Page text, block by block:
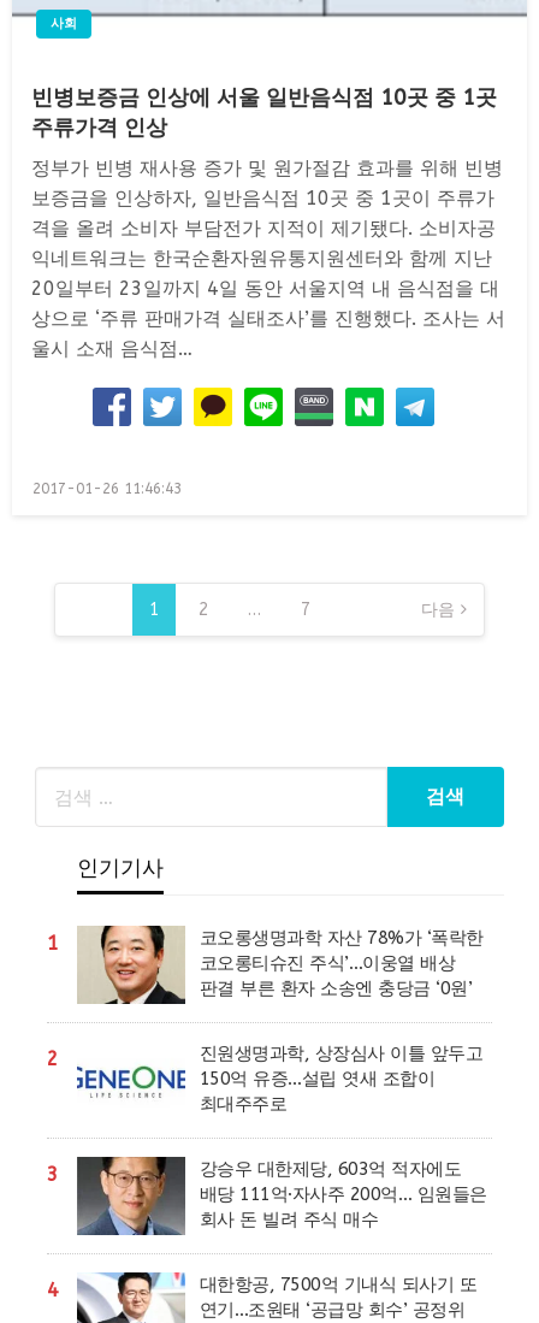
사회
빈병보증금 인상에 서울 일반음식점 10곳 중 1곳
주류가격 인상
정부가 빈병 재사용 증가 및 원가절감 효과를 위해 빈병
보증금을 인상하자, 일반음식점 10곳 중 1곳이 주류가
격을 올려 소비자 부담전가 지적이 제기됐다. 소비자공
익네트워크는 한국순환자원유통지원센터와 함께 지난
20일부터 23일까지 4일 동안 서울지역 내 음식점을 대
상으로 ‘주류 판매가격 실태조사’를 진행했다. 조사는 서
울시 소재 음식점…
Posted
2017-01-26 11:46:43
글
이
1 2 … 7 다음
인기기사
1
코오롱생명과학 자산 78%가 ‘폭락한
코오롱티슈진 주식’…이웅열 배상
판결 부른 환자 소송엔 충당금 ‘0원’
2
진원생명과학, 상장심사 이틀 앞두고
150억 유증…설립 엿새 조합이
최대주주로
3
강승우 대한제당, 603억 적자에도
배당 111억·자사주 200억… 임원들은
회사 돈 빌려 주식 매수
4
대한항공, 7500억 기내식 되사기 또
연기…조원태 ‘공급망 회수’ 공정위